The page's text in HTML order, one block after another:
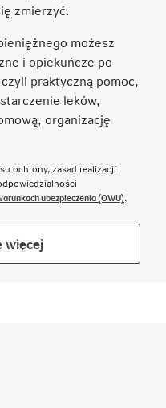
zmierzyć.
możesz
i opiekuńcze po
praktyczną pomoc,
leków,
organizację
ochrony, zasad realizacji
ubezpieczenia (OWU).
więcejLink
otwiera